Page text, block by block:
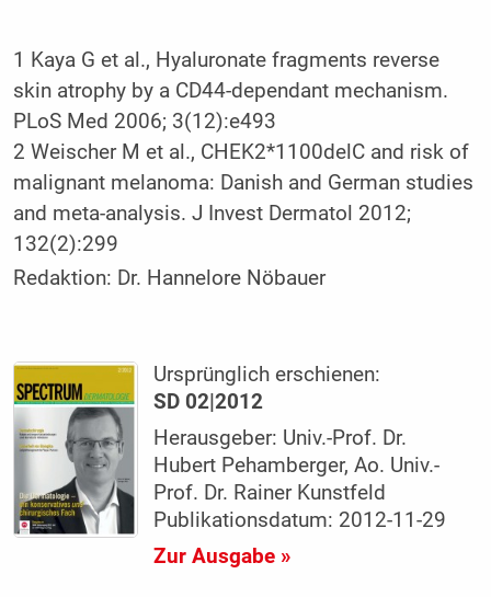
1 Kaya G et al., Hyaluronate fragments reverse
skin atrophy by a CD44-dependant mechanism.
PLoS Med 2006; 3(12):e493
2 Weischer M et al., CHEK2*1100delC and risk of
malignant melanoma: Danish and German studies
and meta-analysis. J Invest Dermatol 2012;
132(2):299
Redaktion: Dr. Hannelore Nöbauer
Ursprünglich erschienen:
SD 02|2012
Herausgeber: Univ.-Prof. Dr.
Hubert Pehamberger, Ao. Univ.-
Prof. Dr. Rainer Kunstfeld
Publikationsdatum: 2012-11-29
Zur Ausgabe »